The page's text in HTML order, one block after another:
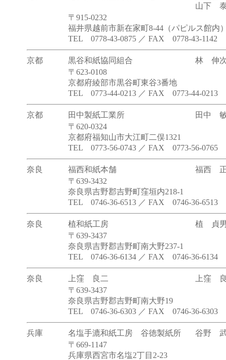
山下 泰
〒915-0232
福井県越前市新在家町8-44（パピルス館内
TEL 0778-43-0875 ／ FAX 0778-43-1142
京都 黒谷和紙協同組合
林 伸次
〒623-0108
京都府綾部市黒谷町東谷3番地
TEL 0773-44-0213 ／ FAX 0773-44-0213
京都 田中製紙工業所
田中
〒620-0324
京都府福知山市大江町二俣1321
TEL 0773-56-0743 ／ FAX 0773-56-0765
奈良 福西和紙本舗
福西 正
〒639-3432
奈良県吉野郡吉野町窪垣内218-1
TEL 0746-36-6513 ／ FAX 0746-36-6513
奈良 植和紙工房
植 貞男
〒639-3437
奈良県吉野郡吉野町南大野237-1
TEL 0746-36-6134 ／ FAX 0746-36-6134
奈良 上窪 良二
上窪
〒639-3437
奈良県吉野郡吉野町南大野19
TEL 0746-36-6303 ／ FAX 0746-36-6303
兵庫 名塩手漉和紙工房 谷徳製紙所
谷野 武
〒669-1147
兵庫県西宮市名塩2丁目2-23